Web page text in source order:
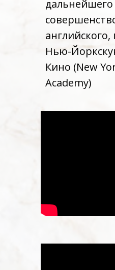
дальнейшего
английского,
Нью-
Кино (New
Academy)